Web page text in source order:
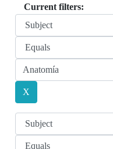
Current filters: